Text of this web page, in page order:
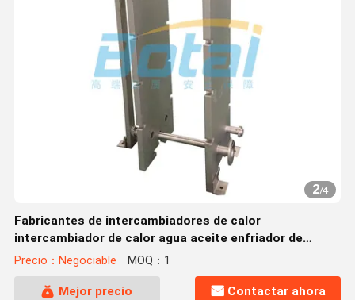
2/4
Fabricantes de intercambiadores de calor
intercambiador de calor agua aceite enfriador de
alimentos
Precio：Negociable MOQ：1
Mejor precio Contactar ahora